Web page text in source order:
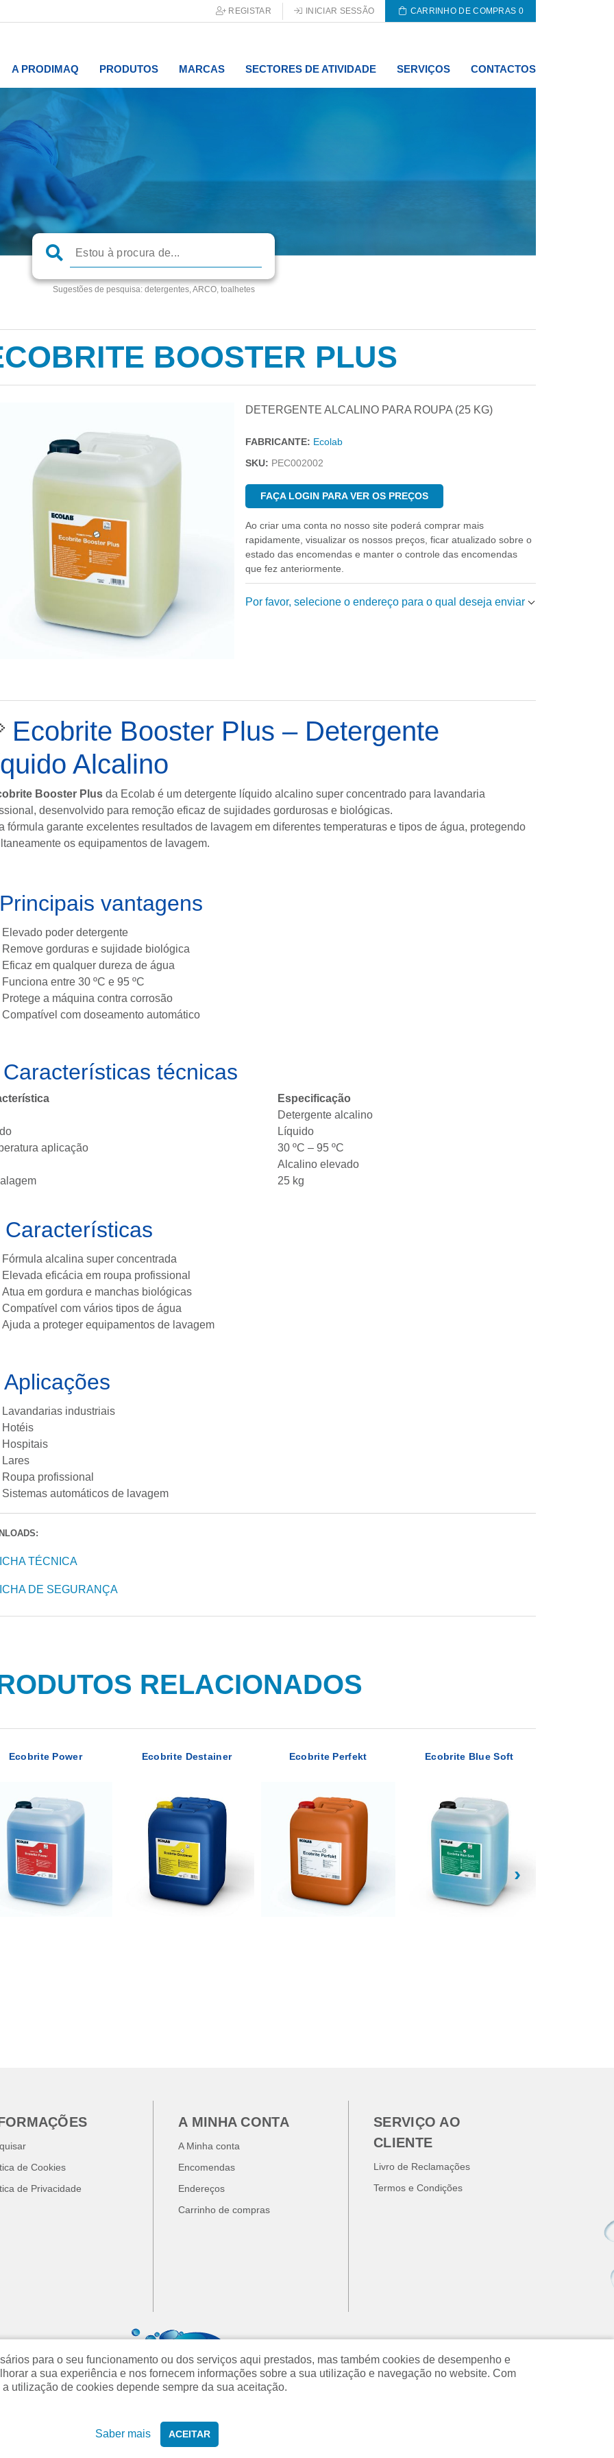
REGISTAR INICIAR SESSÃO CARRINHO DE COMPRAS 0
A PRODIMAQ PRODUTOS MARCAS SECTORES DE ATIVIDADE SERVIÇOS CONTACTOS
Sugestões de pesquisa:detergentes, ARCO, toalhetes
BOOSTER PLUS
DETERGENTE ALCALINO PARA ROUPA (25 KG)
FABRICANTE: Ecolab
SKU: PEC002002
FAÇA LOGIN PARA VER OS PREÇOS
Ao criar uma conta no nosso site poderá comprar mais
rapidamente, visualizar os nossos preços, ficar atualizado sobre o
estado das encomendas e manter o controle das encomendas
que fez anteriormente.
Por favor, selecione o endereço para o qual deseja enviar
Ecobrite Booster Plus – Detergente
Alcalino
Booster Plus da Ecolab é um detergente líquido alcalino super concentrado para lavandaria
desenvolvido para remoção eficaz de sujidades gordurosas e biológicas.
fórmula garante excelentes resultados de lavagem em diferentes temperaturas e tipos de água, protegendo
os equipamentos de lavagem.
Principais vantagens
Elevado poder detergente
Remove gorduras e sujidade biológica
Eficaz em qualquer dureza de água
Funciona entre 30 ºC e 95 ºC
Protege a máquina contra corrosão
Compatível com doseamento automático
Características técnicas
Especificação
Detergente alcalino
Líquido
aplicação
30 ºC – 95 ºC
Alcalino elevado
25 kg
Características
Fórmula alcalina super concentrada
Elevada eficácia em roupa profissional
Atua em gordura e manchas biológicas
Compatível com vários tipos de água
Ajuda a proteger equipamentos de lavagem
Aplicações
Lavandarias industriais
Hotéis
Hospitais
Lares
Roupa profissional
Sistemas automáticos de lavagem
TÉCNICA
DE SEGURANÇA
RELACIONADOS
Ecobrite Power Ecobrite Destainer Ecobrite Perfekt Ecobrite Blue Soft
›
de Cookies
de Privacidade
A MINHA CONTA
A Minha conta
Encomendas
Endereços
Carrinho de compras
SERVIÇO AO
CLIENTE
Livro de Reclamações
Termos e Condições
para o seu funcionamento ou dos serviços aqui prestados, mas também cookies de desempenho e
a sua experiência e nos fornecem informações sobre a sua utilização e navegação no website. Com
utilização de cookies depende sempre da sua aceitação.
Saber mais ACEITAR